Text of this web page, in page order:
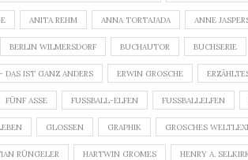
ANITA REHM ANNA TORTAJADA ANNE
BERLIN WILMERSDORF BUCHAUTOR BUCHSERIE
DAS IST GANZ ANDERS ERWIN GROSCHE
FÜNF ASSE FUSSBALL-ELFEN FUSSBALLELFEN
GLOSSEN GRAPHIK GROSCHES
RÜNGELER HARTWIN GROMES HENRY A.